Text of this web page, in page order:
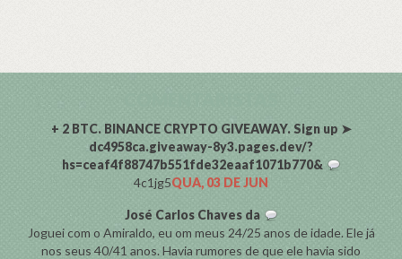
+ 2 BTC. BINANCE CRYPTO GIVEAWAY. Sign up ➤
dc4958ca.giveaway-8y3.pages.dev/?
hs=ceaf4f88747b551fde32eaaf1071b770&
4c1jg5QUA, 03 DE JUN
José Carlos Chaves da
Joguei com o Amiraldo, eu om meus 24/25 anos de idade. Ele já
nos seus 40/41 anos. Havia rumores de que ele havia sido